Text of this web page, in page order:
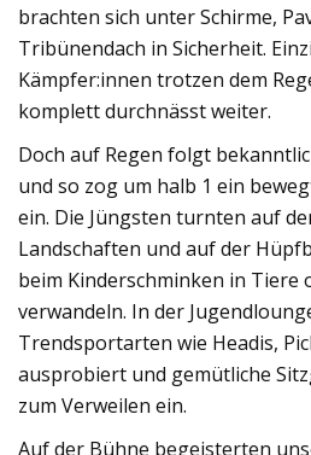
brachten sich unter Schirme,
Tribünendach in Sicherheit.
Kämpfer:innen trotzen dem
komplett durchnässt weiter.
Doch auf Regen folgt
und so zog um halb 1 ein
ein. Die Jüngsten turnten auf
Landschaften und auf der
beim Kinderschminken in Tiere
verwandeln. In der
Trendsportarten wie Headis,
ausprobiert und gemütliche
zum Verweilen ein.
Auf der Bühne begeisterten